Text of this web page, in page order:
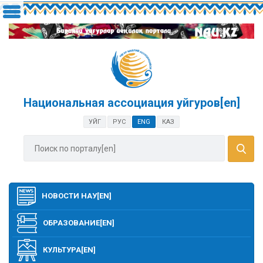
Национальная ассоциация уйгуров[en]
УЙГ РУС ENG КАЗ
НОВОСТИ НАУ[EN]
ОБРАЗОВАНИЕ[EN]
КУЛЬТУРА[EN]